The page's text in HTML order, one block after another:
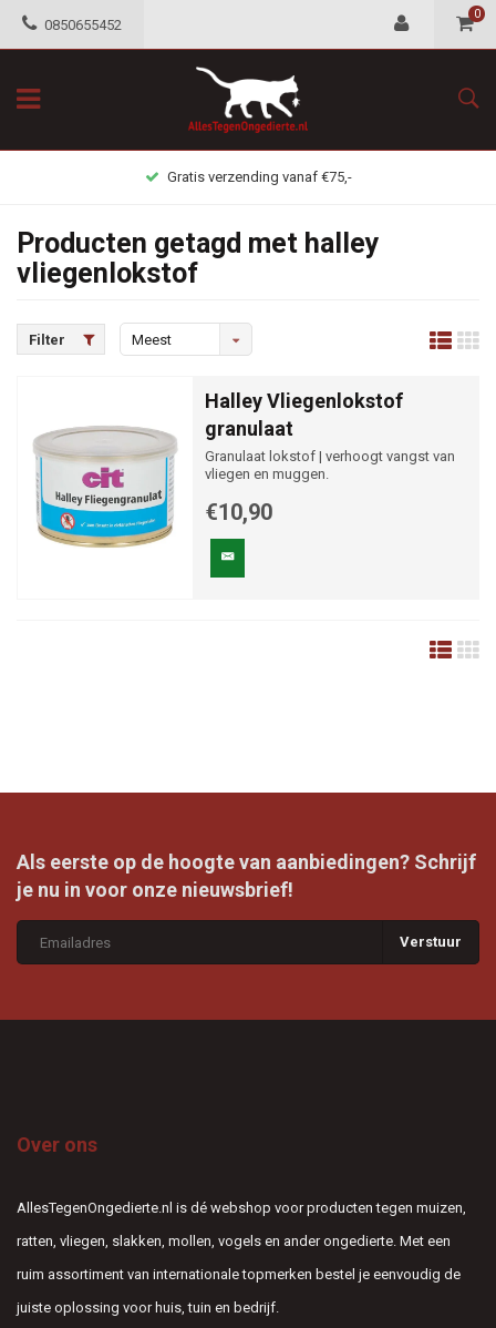
0850655452
0
Gratis verzending vanaf €75,-
Producten getagd met halley
vliegenlokstof
Filter
Meest
Halley Vliegenlokstof
granulaat
Granulaat lokstof | verhoogt vangst van
vliegen en muggen.
€10,90
Als eerste op de hoogte van aanbiedingen? Schrijf
je nu in voor onze nieuwsbrief!
Verstuur
Over ons
AllesTegenOngedierte.nl is dé webshop voor producten tegen muizen,
ratten, vliegen, slakken, mollen, vogels en ander ongedierte. Met een
ruim assortiment van internationale topmerken bestel je eenvoudig de
juiste oplossing voor huis, tuin en bedrijf.